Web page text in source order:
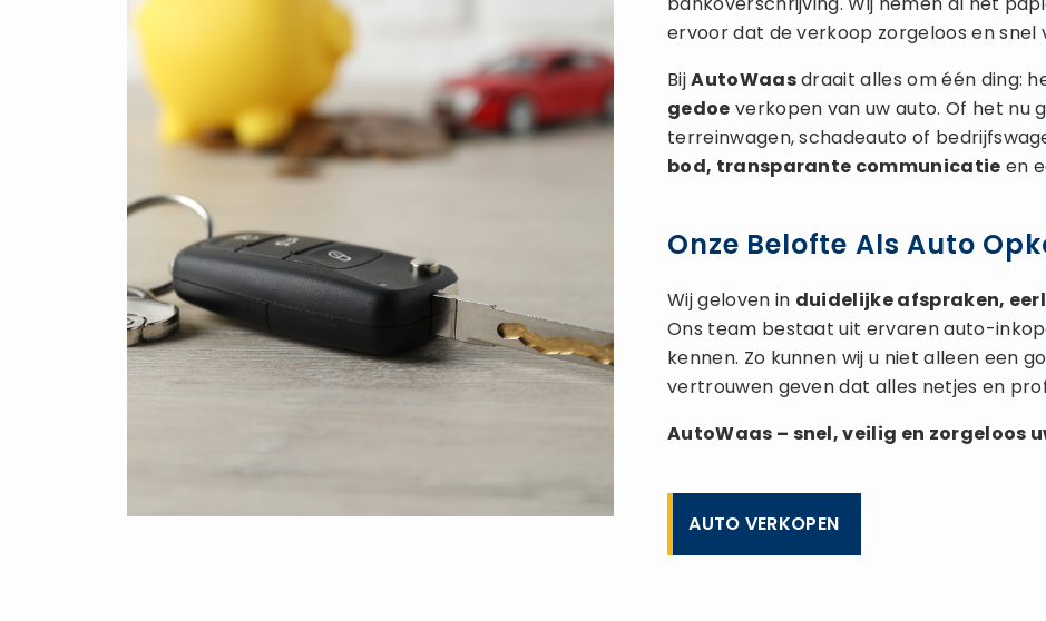
ervoor dat de verkoop zorgeloos en snel
BijAutoWaasdraait alles om één ding:
gedoe verkopen van uw auto. Of het nu
terreinwagen, schadeauto of
bod, transparante communicatie en
Onze Belofte Als Auto
Wij geloven in duidelijke afspraken,
Ons team bestaat uit ervaren auto-
kennen. Zo kunnen wij u niet alleen een
vertrouwen geven dat alles netjes en
AutoWaas – snel, veilig en zorgeloos
AUTO VERKOPEN